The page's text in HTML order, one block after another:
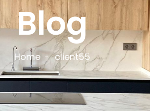
Blog
Home client55